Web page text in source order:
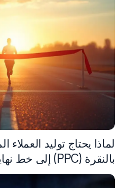
لماذا يحتاج توليد العملاء
بالنقرة (PPC) إلى خط نهاية أفضل